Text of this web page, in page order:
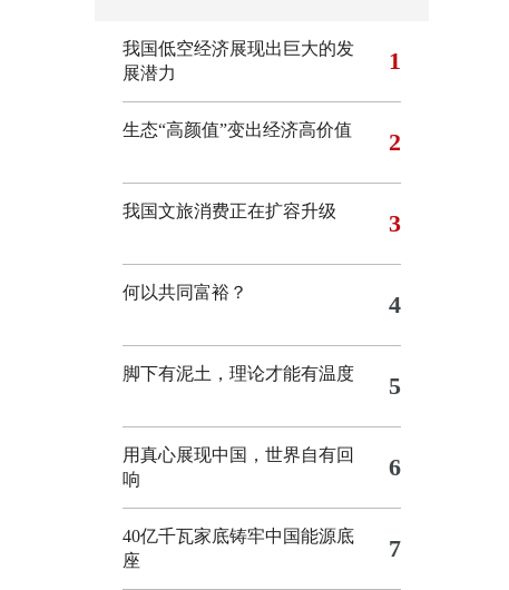
我国低空经济展现出巨大的发
展潜力
1
生态“高颜值”变出经济高价值 2
我国文旅消费正在扩容升级 3
何以共同富裕？ 4
脚下有泥土，理论才能有温度 5
用真心展现中国，世界自有回
响
6
40亿千瓦家底铸牢中国能源底
座
7